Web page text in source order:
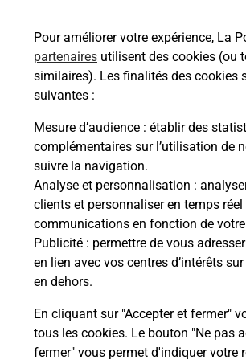
Pour améliorer votre expérience, La
partenaires utilisent des cookies (ou
similaires). Les finalités des cookies
suivantes :
Mesure d’audience : établir des
complémentaires sur l’utilisation de
suivre la navigation.
Analyse et personnalisation :
clients et personnaliser en temps
communications en fonction de
Publicité : permettre de vous
en lien avec vos centres d’intérêts
en dehors.
En cliquant sur "Accepter et fermer"
tous les cookies. Le bouton "Ne pas
fermer" vous permet d'indiquer votre
En savoir plus
Malin !
La Poste
en ligne
Ouvert 24h/24
En savoir plus